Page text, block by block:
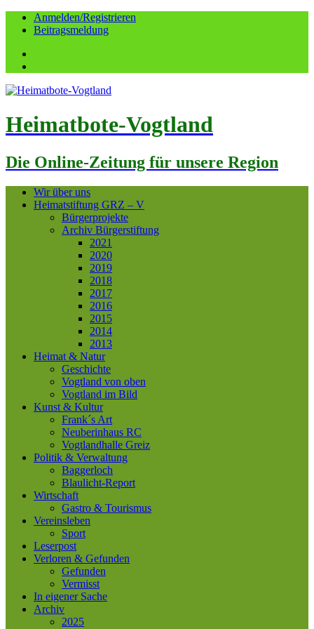
Anmelden/Registrieren
Beitragsmeldung
Heimatbote-Vogtland
Die Online-Zeitung für unsere Region
Wir über uns
Heimatstiftung GRZ – V
Bürgerprojekte
Archiv Bürgerstiftung
2021
2020
2019
2018
2017
2016
2015
2014
2013
Heimat & Natur
Geschichte
Vogtland von oben
Vogtland im Bild
Kunst & Kultur
Frank´s Art
Neuberinhaus RC
Vogtlandhalle Greiz
Politik & Verwaltung
Baggerloch
Blaulicht-Report
Wirtschaft
Gastro & Tourismus
Vereinsleben
Sport
Leserpost
Verloren & Gefunden
Gefunden
Vermisst
In eigener Sache
Archiv
2025